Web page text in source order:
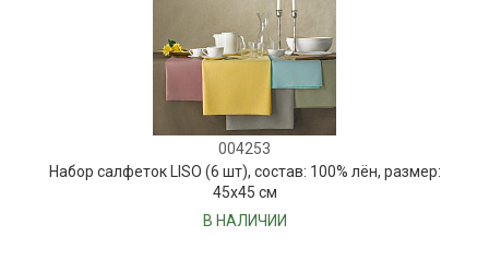
004253
Набор салфеток LISO (6 шт), состав: 100% лён, размер:
45х45 см
В НАЛИЧИИ